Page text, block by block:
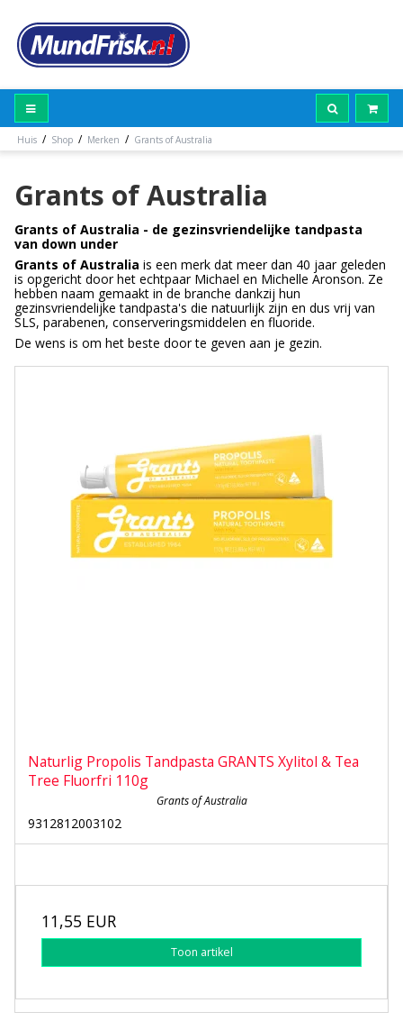
Huis / Shop / Merken / Grants of Australia
Grants of Australia
Grants of Australia - de gezinsvriendelijke tandpasta
van down under
Grants of Australia is een merk dat meer dan 40 jaar geleden
is opgericht door het echtpaar Michael en Michelle Aronson. Ze
hebben naam gemaakt in de branche dankzij hun
gezinsvriendelijke tandpasta's die natuurlijk zijn en dus vrij van
SLS, parabenen, conserveringsmiddelen en fluoride.
De wens is om het beste door te geven aan je gezin.
Naturlig Propolis Tandpasta GRANTS Xylitol & Tea
Tree Fluorfri 110g
Grants of Australia
9312812003102
11,55 EUR
Toon artikel